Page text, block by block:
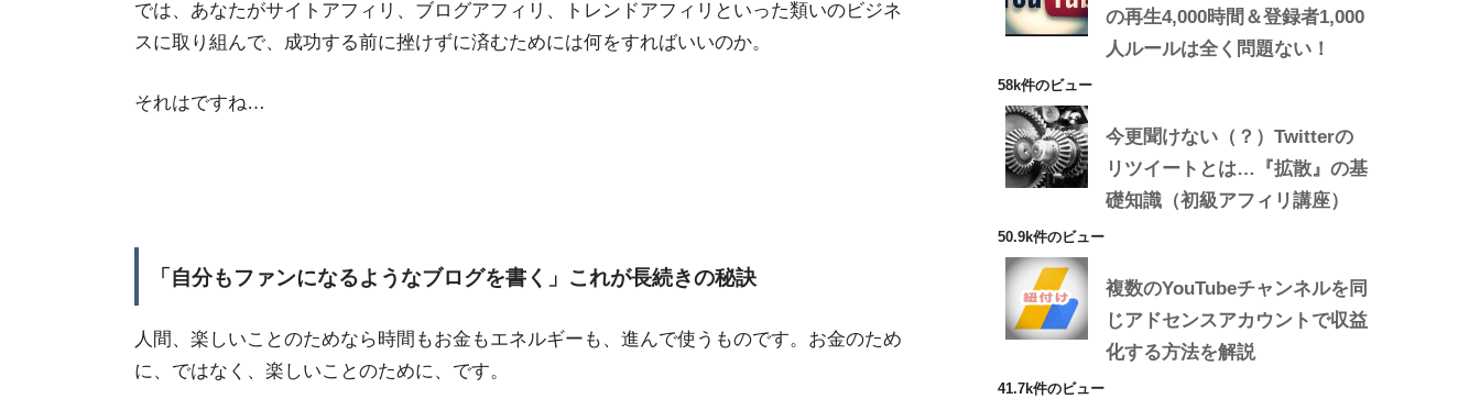
では、あなたがサイトアフィリ、ブログアフィリ、トレンドアフィリといった類いのビジネ
スに取り組んで、成功する前に挫けずに済むためには何をすればいいのか。
それはですね…
「自分もファンになるようなブログを書く」これが長続きの秘訣
人間、楽しいことのためなら時間もお金もエネルギーも、進んで使うものです。お金のため
に、ではなく、楽しいことのために、です。
の再生4,000時間＆登録者1,000
人ルールは全く問題ない！
58k件のビュー
今更聞けない（？）Twitterの
リツイートとは…『拡散』の基
礎知識（初級アフィリ講座）
50.9k件のビュー
複数のYouTubeチャンネルを同
じアドセンスアカウントで収益
化する方法を解説
41.7k件のビュー